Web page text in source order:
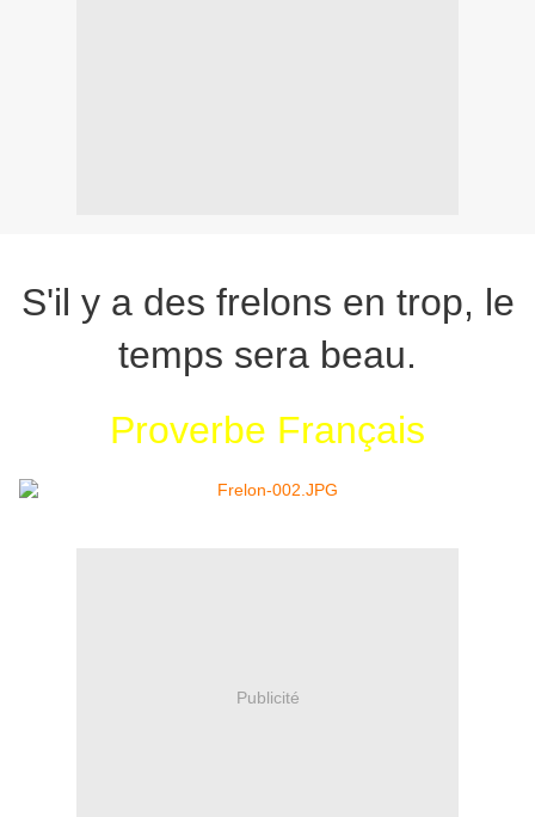
S'il y a des frelons en trop, le
temps sera beau.
Proverbe Français
Publicité